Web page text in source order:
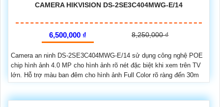
CAMERA HIKVISION DS-2SE3C404MWG-E/14
6,500,000 ₫ 8,250,000 ₫
Camera an ninh DS-2SE3C404MWG-E/14 sử dụng công nghệ POE
chip hình ảnh 4.0 MP cho hình ảnh rõ nét đặc biệt khi xem trên TV
lớn. Hỗ trợ màu ban đêm cho hình ảnh Full Color rõ ràng đến 30m